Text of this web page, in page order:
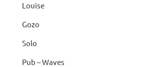
Louise
Gozo
Solo
Pub – Waves